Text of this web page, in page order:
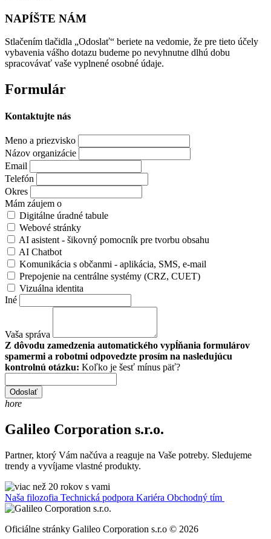
NAPÍŠTE NÁM
Stlačením tlačidla „Odoslať“ beriete na vedomie, že pre tieto účely
vybavenia vášho dotazu budeme po nevyhnutne dlhú dobu
spracovávať vaše vyplnené osobné údaje.
Formulár
Kontaktujte nás
Meno a priezvisko
Názov organizácie
Email
Telefón
Okres
Mám záujem o
Digitálne úradné tabule
Webové stránky
AI asistent - šikovný pomocník pre tvorbu obsahu
AI Chatbot
Komunikácia s občanmi - aplikácia, SMS, e-mail
Prepojenie na centrálne systémy (CRZ, CUET)
Vizuálna identita
Iné
Vaša správa
Z dôvodu zamedzenia automatického vypĺňania formulárov
spamermi a robotmi odpovedzte prosím na nasledujúcu
kontrolnú otázku: Koľko je šesť mínus päť?
Odoslať
hore
Galileo Corporation s.r.o.
Partner, ktorý Vám načúva a reaguje na Vaše potreby. Sledujeme
trendy a vyvíjame vlastné produkty.
Naša filozofia Technická podpora Kariéra Obchodný tím
Oficiálne stránky Galileo Corporation s.r.o © 2026